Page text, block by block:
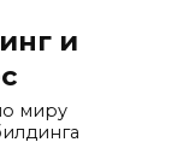
и
миру